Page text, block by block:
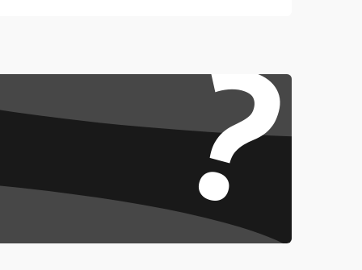
2000 ₽ Подробнее →
Подробнее →
Подробнее →
?